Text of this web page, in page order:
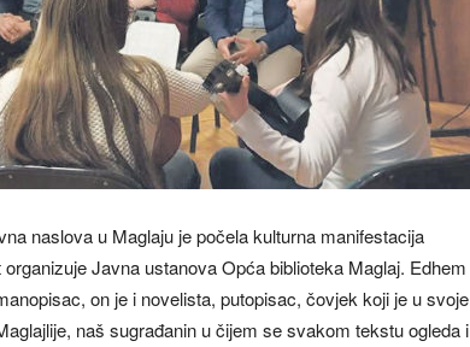
naslova u Maglaju je počela kulturna manifestacija
Javna ustanova Opća biblioteka Maglaj. Edhem
on je i novelista, putopisac, čovjek koji je u svoje
naš sugrađanin u čijem se svakom tekstu ogleda i